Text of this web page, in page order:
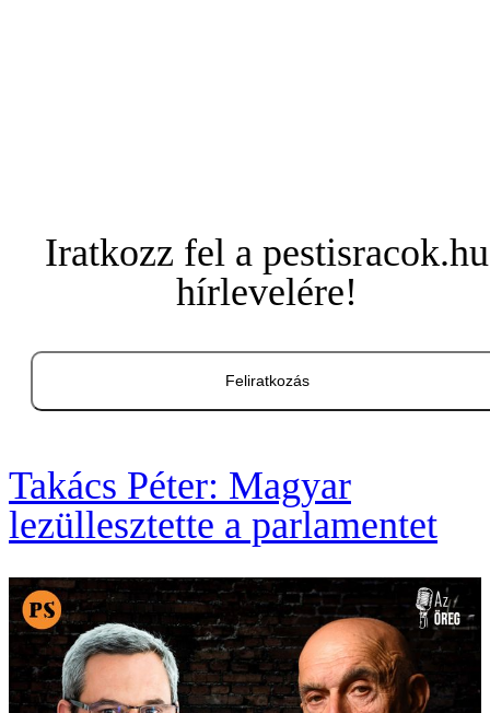
Iratkozz fel a pestisracok.hu
hírlevelére!
Feliratkozás
Takács Péter: Magyar
lezüllesztette a parlamentet